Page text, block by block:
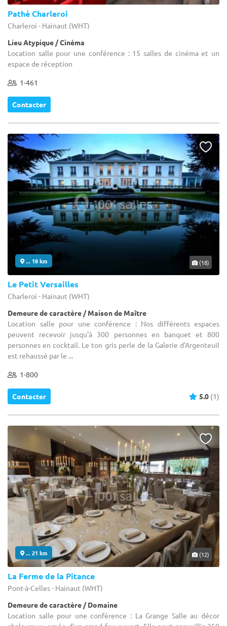
Pathé Charleroi
Charleroi - Hainaut (WHT)
Lieu Atypique / Cinéma
Location salle pour une conférence : 15 salles de cinéma et un
espace de réception
1-461
Contacter
... 18 km (18)
Le Petit Versailles
Charleroi - Hainaut (WHT)
Demeure de caractère / Maison de Maître
Location salle pour une conférence : Nos différents espaces
peuvent recevoir jusqu'à 300 personnes en banquet et 800
personnes en cocktail. Le ton gris perle de la Galerie d'Argenteuil
est rehaussé par le ...
1-800
Contacter 5.0 (1)
... 21 km (12)
La Ferme de la Pitance
Pont-à-Celles - Hainaut (WHT)
Demeure de caractère / Domaine
Location salle pour une conférence : La Grange Salle au décor